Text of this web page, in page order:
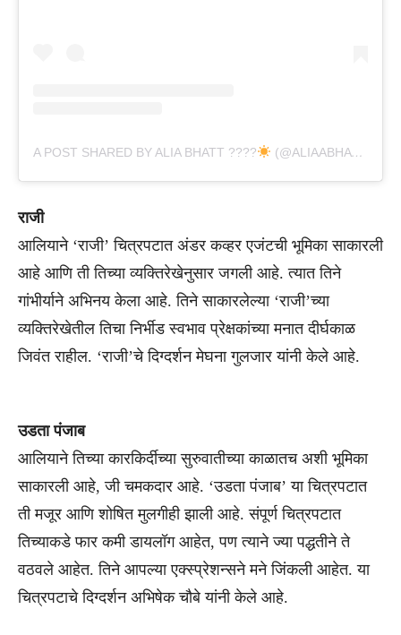
A POST SHARED BY ALIA BHATT ???? (@ALIAABHATT)
राजी
आलियाने ‘राजी’ चित्रपटात अंडर कव्हर एजंटची भूमिका साकारली
आहे आणि ती तिच्या व्यक्तिरेखेनुसार जगली आहे. त्यात तिने
गांभीर्याने अभिनय केला आहे. तिने साकारलेल्या ‘राजी’च्या
व्यक्तिरेखेतील तिचा निर्भीड स्वभाव प्रेक्षकांच्या मनात दीर्घकाळ
जिवंत राहील. ‘राजी’चे दिग्दर्शन मेघना गुलजार यांनी केले आहे.
उडता पंजाब
आलियाने तिच्या कारकिर्दीच्या सुरुवातीच्या काळातच अशी भूमिका
साकारली आहे, जी चमकदार आहे. ‘उडता पंजाब’ या चित्रपटात
ती मजूर आणि शोषित मुलगीही झाली आहे. संपूर्ण चित्रपटात
तिच्याकडे फार कमी डायलॉग आहेत, पण त्याने ज्या पद्धतीने ते
वठवले आहेत. तिने आपल्या एक्स्प्रेशन्सने मने जिंकली आहेत. या
चित्रपटाचे दिग्दर्शन अभिषेक चौबे यांनी केले आहे.